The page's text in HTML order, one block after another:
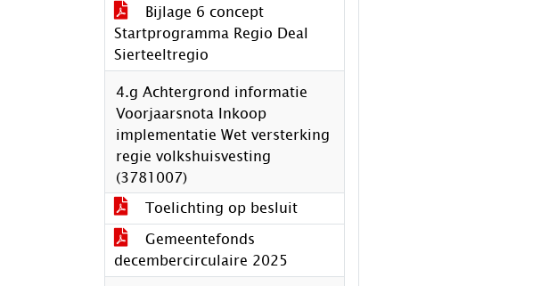
Bijlage 6 concept
Startprogramma Regio Deal
Sierteeltregio
4.g Achtergrond informatie
Voorjaarsnota Inkoop
implementatie Wet versterking
regie volkshuisvesting
(3781007)
Toelichting op besluit
Gemeentefonds
decembercirculaire 2025